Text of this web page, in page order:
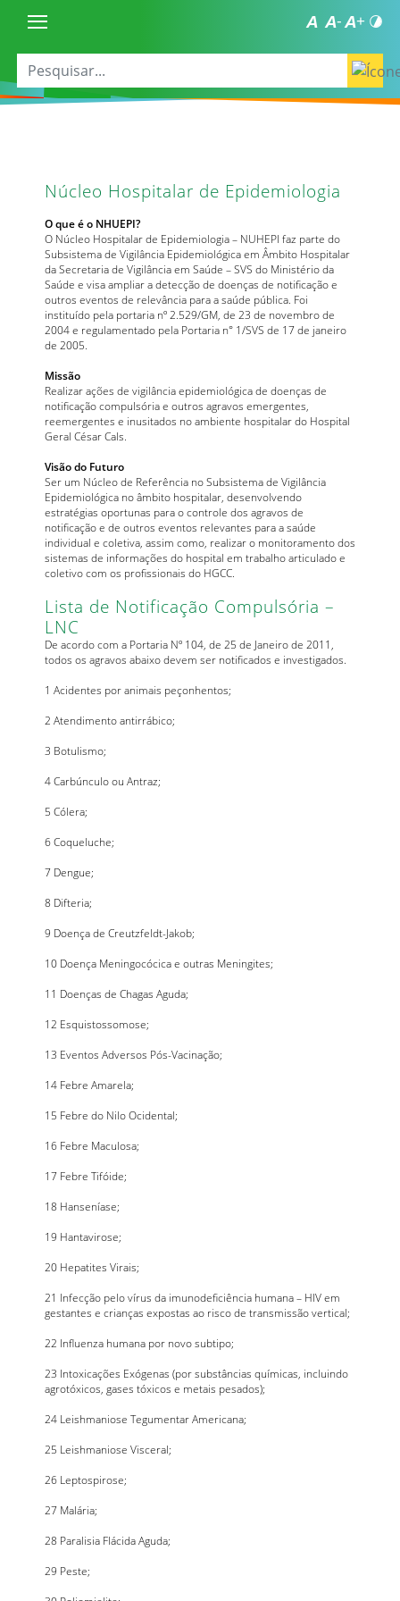
Núcleo Hospitalar de Epidemiologia
O que é o NHUEPI?
O Núcleo Hospitalar de Epidemiologia – NUHEPI faz parte do
Subsistema de Vigilância Epidemiológica em Âmbito Hospitalar
da Secretaria de Vigilância em Saúde – SVS do Ministério da
Saúde e visa ampliar a detecção de doenças de notificação e
outros eventos de relevância para a saúde pública. Foi
instituído pela portaria nº 2.529/GM, de 23 de novembro de
2004 e regulamentado pela Portaria n° 1/SVS de 17 de janeiro
de 2005.
Missão
Realizar ações de vigilância epidemiológica de doenças de
notificação compulsória e outros agravos emergentes,
reemergentes e inusitados no ambiente hospitalar do Hospital
Geral César Cals.
Visão do Futuro
Ser um Núcleo de Referência no Subsistema de Vigilância
Epidemiológica no âmbito hospitalar, desenvolvendo
estratégias oportunas para o controle dos agravos de
notificação e de outros eventos relevantes para a saúde
individual e coletiva, assim como, realizar o monitoramento dos
sistemas de informações do hospital em trabalho articulado e
coletivo com os profissionais do HGCC.
Lista de Notificação Compulsória –
LNC
De acordo com a Portaria Nº 104, de 25 de Janeiro de 2011,
todos os agravos abaixo devem ser notificados e investigados.
1 Acidentes por animais peçonhentos;
2 Atendimento antirrábico;
3 Botulismo;
4 Carbúnculo ou Antraz;
5 Cólera;
6 Coqueluche;
7 Dengue;
8 Difteria;
9 Doença de Creutzfeldt-Jakob;
10 Doença Meningocócica e outras Meningites;
11 Doenças de Chagas Aguda;
12 Esquistossomose;
13 Eventos Adversos Pós-Vacinação;
14 Febre Amarela;
15 Febre do Nilo Ocidental;
16 Febre Maculosa;
17 Febre Tifóide;
18 Hanseníase;
19 Hantavirose;
20 Hepatites Virais;
21 Infecção pelo vírus da imunodeficiência humana – HIV em
gestantes e crianças expostas ao risco de transmissão vertical;
22 Influenza humana por novo subtipo;
23 Intoxicações Exógenas (por substâncias químicas, incluindo
agrotóxicos, gases tóxicos e metais pesados);
24 Leishmaniose Tegumentar Americana;
25 Leishmaniose Visceral;
26 Leptospirose;
27 Malária;
28 Paralisia Flácida Aguda;
29 Peste;